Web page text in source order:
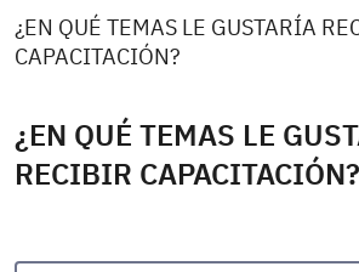
¿EN QUÉ TEMAS LE GUSTARÍA
CAPACITACIÓN?
¿EN QUÉ TEMAS LE
RECIBIR CAPACITACIÓN?